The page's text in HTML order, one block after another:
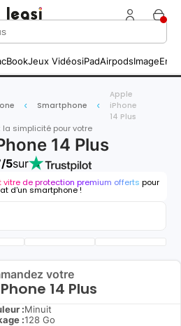
Jeux VidéosiPadAirpodsImage
Smartphone
Apple
iPhone
14 Plus
la simplicité pour votre
14 Plus
5sur
vitre de protection premium offerts pour
d'un smartphone !
votre
14 Plus
:Minuit
:128 Go